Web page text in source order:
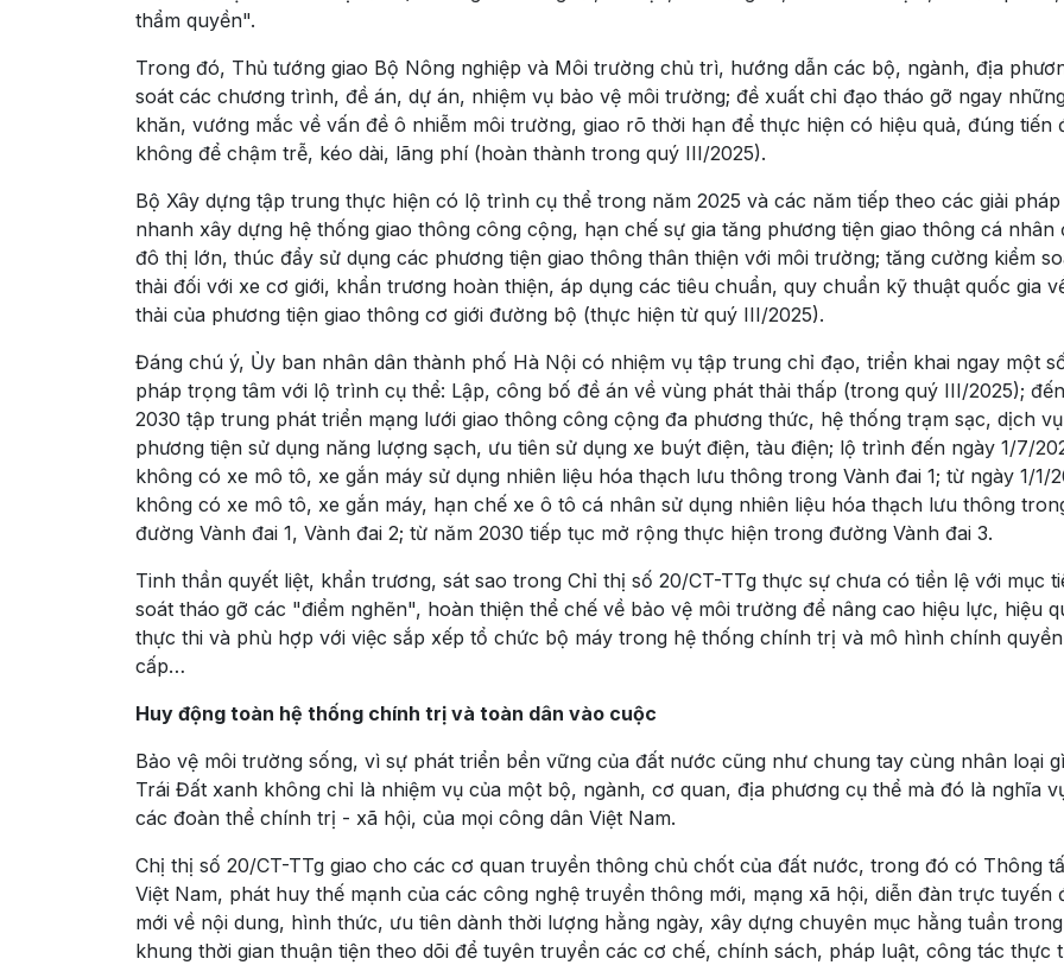
thẩm quyền".
Trong đó, Thủ tướng giao Bộ Nông nghiệp và Môi trường chủ trì, hướng dẫn các bộ, ngành, địa
soát các chương trình, đề án, dự án, nhiệm vụ bảo vệ môi trường; đề xuất chỉ đạo tháo gỡ ngay
khăn, vướng mắc về vấn đề ô nhiễm môi trường, giao rõ thời hạn để thực hiện có hiệu quả, đúng tiến
không để chậm trễ, kéo dài, lãng phí (hoàn thành trong quý III/2025).
Bộ Xây dựng tập trung thực hiện có lộ trình cụ thể trong năm 2025 và các năm tiếp theo các giải
nhanh xây dựng hệ thống giao thông công cộng, hạn chế sự gia tăng phương tiện giao thông cá nhân
đô thị lớn, thúc đẩy sử dụng các phương tiện giao thông thân thiện với môi trường; tăng cường kiểm
thải đối với xe cơ giới, khẩn trương hoàn thiện, áp dụng các tiêu chuẩn, quy chuẩn kỹ thuật quốc gia
thải của phương tiện giao thông cơ giới đường bộ (thực hiện từ quý III/2025).
Đáng chú ý, Ủy ban nhân dân thành phố Hà Nội có nhiệm vụ tập trung chỉ đạo, triển khai ngay một
pháp trọng tâm với lộ trình cụ thể: Lập, công bố đề án về vùng phát thải thấp (trong quý III/2025);
2030 tập trung phát triển mạng lưới giao thông công cộng đa phương thức, hệ thống trạm sạc, dịch
phương tiện sử dụng năng lượng sạch, ưu tiên sử dụng xe buýt điện, tàu điện; lộ trình đến ngày 1/7/
không có xe mô tô, xe gắn máy sử dụng nhiên liệu hóa thạch lưu thông trong Vành đai 1; từ ngày 1/1/
không có xe mô tô, xe gắn máy, hạn chế xe ô tô cá nhân sử dụng nhiên liệu hóa thạch lưu thông
đường Vành đai 1, Vành đai 2; từ năm 2030 tiếp tục mở rộng thực hiện trong đường Vành đai 3.
Tinh thần quyết liệt, khẩn trương, sát sao trong Chỉ thị số 20/CT-TTg thực sự chưa có tiền lệ với mục
soát tháo gỡ các "điểm nghẽn", hoàn thiện thể chế về bảo vệ môi trường để nâng cao hiệu lực, hiệu
thực thi và phù hợp với việc sắp xếp tổ chức bộ máy trong hệ thống chính trị và mô hình chính
cấp…
Huy động toàn hệ thống chính trị và toàn dân vào cuộc
Bảo vệ môi trường sống, vì sự phát triển bền vững của đất nước cũng như chung tay cùng nhân loại
Trái Đất xanh không chỉ là nhiệm vụ của một bộ, ngành, cơ quan, địa phương cụ thể mà đó là nghĩa
các đoàn thể chính trị - xã hội, của mọi công dân Việt Nam.
Chị thị số 20/CT-TTg giao cho các cơ quan truyền thông chủ chốt của đất nước, trong đó có Thông
Việt Nam, phát huy thế mạnh của các công nghệ truyền thông mới, mạng xã hội, diễn đàn trực tuyến
mới về nội dung, hình thức, ưu tiên dành thời lượng hằng ngày, xây dựng chuyên mục hằng tuần trong
khung thời gian thuận tiện theo dõi để tuyên truyền các cơ chế, chính sách, pháp luật, công tác thực